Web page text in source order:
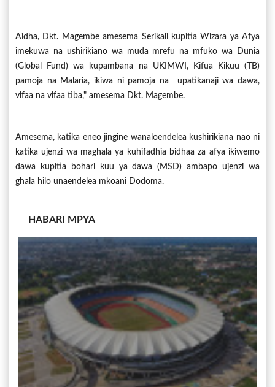
Aidha, Dkt. Magembe amesema Serikali kupitia Wizara ya Afya
imekuwa na ushirikiano wa muda mrefu na mfuko wa Dunia
(Global Fund) wa kupambana na UKIMWI, Kifua Kikuu (TB)
pamoja na Malaria, ikiwa ni pamoja na upatikanaji wa dawa,
vifaa na vifaa tiba," amesema Dkt. Magembe.
Amesema, katika eneo jingine wanaloendelea kushirikiana nao ni
katika ujenzi wa maghala ya kuhifadhia bidhaa za afya ikiwemo
dawa kupitia bohari kuu ya dawa (MSD) ambapo ujenzi wa
ghala hilo unaendelea mkoani Dodoma.
HABARI MPYA